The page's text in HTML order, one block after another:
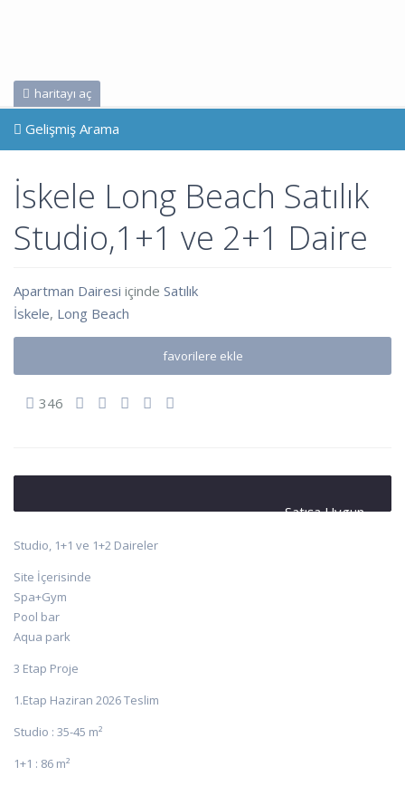
haritayı aç
Gelişmiş Arama
İskele Long Beach Satılık
Studio,1+1 ve 2+1 Daire
Apartman Dairesi içinde Satılık
İskele, Long Beach
favorilere ekle
346
Satışa Uygun
Studio, 1+1 ve 1+2 Daireler
Site İçerisinde
Spa+Gym
Pool bar
Aqua park
3 Etap Proje
1.Etap Haziran 2026 Teslim
Studio : 35-45 m²
1+1 : 86 m²